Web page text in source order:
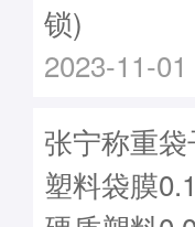
锁)
2023-11-
张宁称重
塑料袋膜